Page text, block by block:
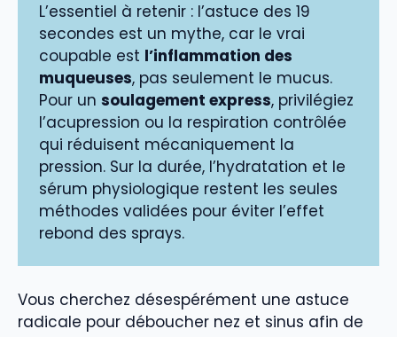
L’essentiel à retenir : l’astuce des 19
secondes est un mythe, car le vrai
coupable est l’inflammation des
muqueuses, pas seulement le mucus.
Pour un soulagement express, privilégiez
l’acupression ou la respiration contrôlée
qui réduisent mécaniquement la
pression. Sur la durée, l’hydratation et le
sérum physiologique restent les seules
méthodes validées pour éviter l’effet
rebond des sprays.
Vous cherchez désespérément une astuce
radicale pour déboucher nez et sinus afin de